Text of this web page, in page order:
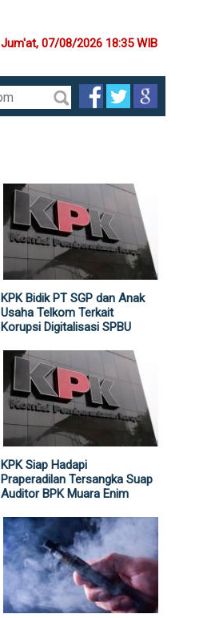
Jum'at, 07/08/2026 18:35 WIB
KPK Bidik PT SGP dan Anak
Usaha Telkom Terkait
Korupsi Digitalisasi SPBU
KPK Siap Hadapi
Praperadilan Tersangka Suap
Auditor BPK Muara Enim